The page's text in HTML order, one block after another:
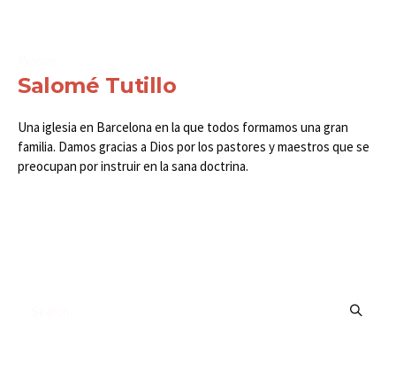
Salomé Tutillo
Una iglesia en Barcelona en la que todos formamos una gran
familia. Damos gracias a Dios por los pastores y maestros que se
preocupan por instruir en la sana doctrina.